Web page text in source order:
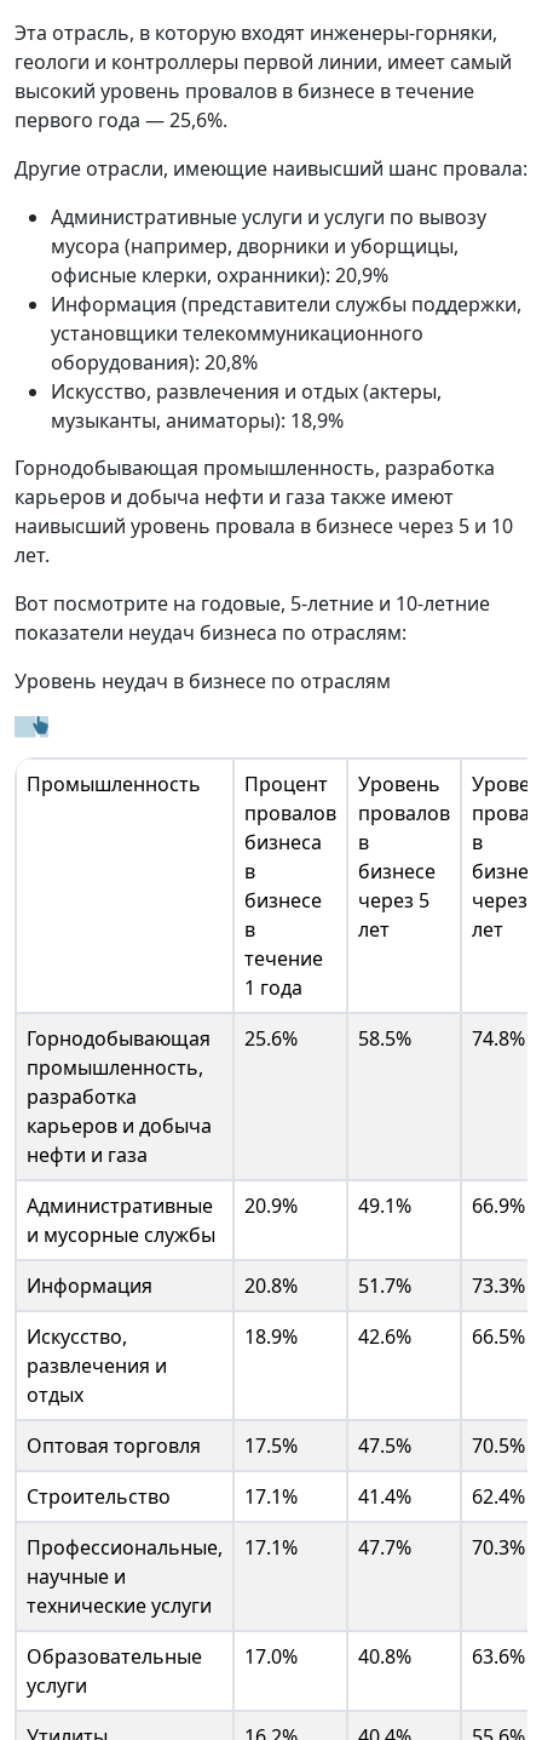
Эта отрасль, в которую входят инженеры-горняки,
геологи и контроллеры первой линии, имеет самый
высокий уровень провалов в бизнесе в течение
первого года — 25,6%.
Другие отрасли, имеющие наивысший шанс провала:
Административные услуги и услуги по вывозу
мусора (например, дворники и уборщицы,
офисные клерки, охранники): 20,9%
Информация (представители службы поддержки,
установщики телекоммуникационного
оборудования): 20,8%
Искусство, развлечения и отдых (актеры,
музыканты, аниматоры): 18,9%
Горнодобывающая промышленность, разработка
карьеров и добыча нефти и газа также имеют
наивысший уровень провала в бизнесе через 5 и 10
лет.
Вот посмотрите на годовые, 5-летние и 10-летние
показатели неудач бизнеса по отраслям:
Уровень неудач в бизнесе по отраслям
Промышленность
Процент
провалов
бизнеса
в
бизнесе
в
течение
1 года
Уровень
провалов
в
бизнесе
через 5
лет
в
через
лет
Горнодобывающая
промышленность,
разработка
карьеров и добыча
нефти и газа
25.6% 58.5% 74.8%
Административные
и мусорные службы
20.9% 49.1% 66.9%
Информация 20.8% 51.7%
73.3%
Искусство,
развлечения и
отдых
18.9% 42.6% 66.5%
Оптовая торговля 17.5% 47.5%
70.5%
Строительство
17.1% 41.4%
62.4%
Профессиональные,
научные и
технические услуги
17.1% 47.7% 70.3%
Образовательные
услуги
17.0% 40.8% 63.6%